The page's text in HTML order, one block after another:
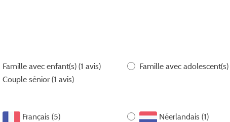
Famille avec enfant(s) (1 avis) Famille avec adolescent(s)
Couple sénior (1 avis)
Français (5) Néerlandais (1)